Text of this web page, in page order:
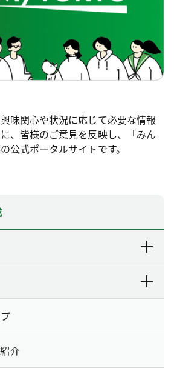
味関心や状況に応じて必要な情報
、皆様のご意見を反映し、「みん
公式ポータルサイトです。
介